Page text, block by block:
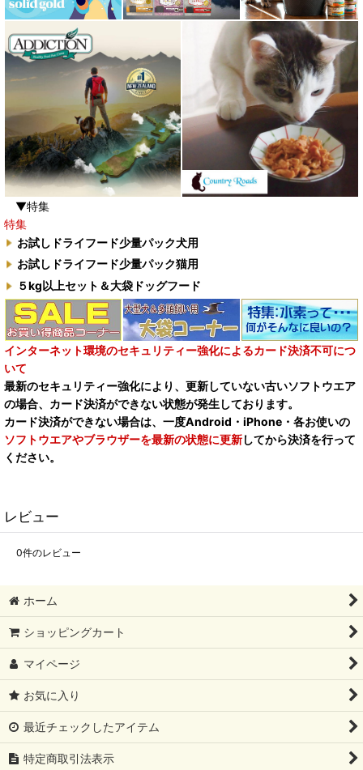
▼特集
特集
お試しドライフード少量パック犬用
お試しドライフード少量パック猫用
５kg以上セット＆大袋ドッグフード
インターネット環境のセキュリティー強化によるカード決済不可につ
いて
最新のセキュリティー強化により、更新していない古いソフトウエア
の場合、カード決済ができない状態が発生しております。
カード決済ができない場合は、一度Android・iPhone・各お使いの
ソフトウエアやブラウザーを最新の状態に更新してから決済を行って
ください。
レビュー
0件のレビュー
ホーム
ショッピングカート
マイページ
お気に入り
最近チェックしたアイテム
特定商取引法表示